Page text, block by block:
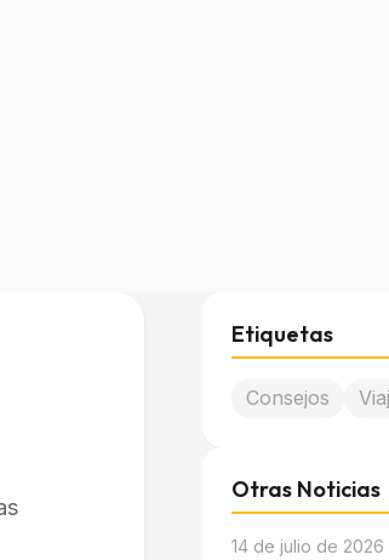
Etiquetas
Consejos
Otras Noticias
14 de julio de 2026